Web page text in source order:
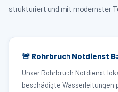
strukturiert und mit modernster
🚨 Rohrbruch Notdienst
Unser Rohrbruch Notdienst
beschädigte Wasserleitungen